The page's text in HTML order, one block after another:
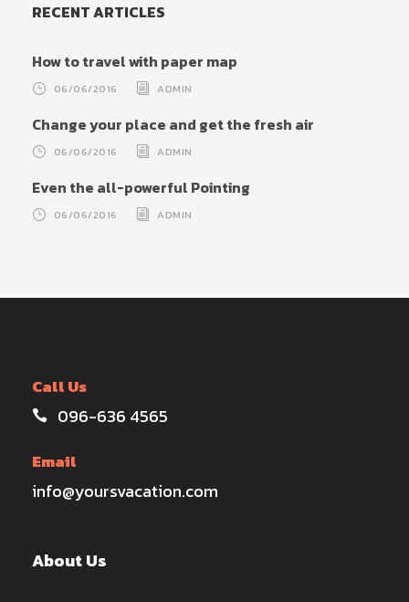
RECENT ARTICLES
How to travel with paper map
06/06/2016 ADMIN
Change your place and get the fresh air
06/06/2016 ADMIN
Even the all-powerful Pointing
06/06/2016 ADMIN
Call Us
096-636 4565
Email
info@yoursvacation.com
About Us